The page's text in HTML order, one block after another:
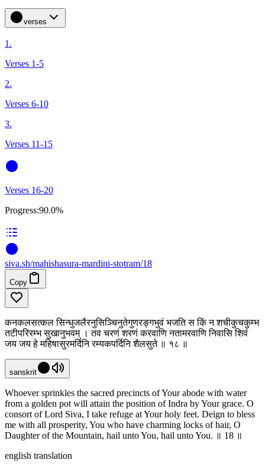
verses
1.
Verses 1-5
2.
Verses 6-10
3.
Verses 11-15
Verses 16-20
Progress:90.0%
siva.sh/mahishasura-mardini-stotram/18
Copy
कनकलसत्कल सिन्धुजलैरनुसिञ्चिनुतेगुणरङ्गभुवं भजति स किं न शचीकुचकुम्भ
तटीपरिरम्भ सुखानुभवम् । तव चरणं शरणं करवाणि नतामरवाणि निवासि शिवं
जय जय हे महिषासुरमर्दिनि रम्यकपर्दिनि शैलसुते ॥ १८ ॥
sanskrit
Whoever sprinkles the sacred precincts of Your abode with water
from a golden pot will attain the position of Indra by Your grace. O
consort of Lord Siva, I take refuge at Your holy feet. Deign to bless
me with all prosperity, You who have charming locks of hair, O
Daughter of the Mountain, hail unto You, hail unto You. ॥ 18 ॥
english translation